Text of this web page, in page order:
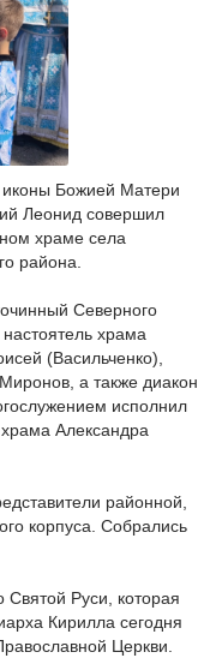
Божией Матери
Леонид совершил
храме села
района.
Северного
храма
(Васильченко),
а также диакон
исполнил
Александра
районной,
корпуса. Собрались
Руси, которая
Кирилла сегодня
Церкви.